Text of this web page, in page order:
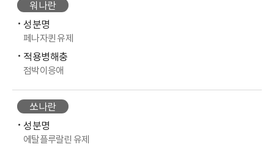
워나란
성분명
페나자퀸 유제
적용병해충
점박이응애
쏘나란
성분명
에탈플루랄린 유제